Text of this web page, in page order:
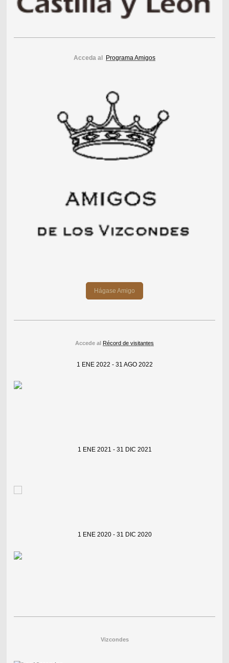
Acceda al Programa Amigos
Hágase Amigo
Accede al Récord de visitantes
1 ENE 2022 - 31 AGO 2022
1 ENE 2021 - 31 DIC 2021
1 ENE 2020 - 31 DIC 2020
Vizcondes